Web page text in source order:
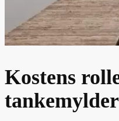
Kostens
tankemylder